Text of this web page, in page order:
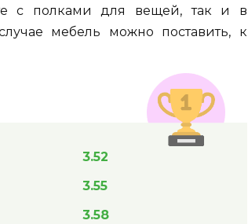
с полками для вещей, так и в
мебель можно поставить, к
3.52
3.55
3.58